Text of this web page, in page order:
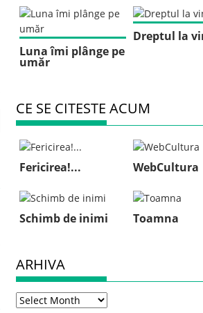
Luna îmi plânge pe
umăr
Dreptul la
CE SE CITESTE ACUM
Fericirea!... WebCultura
Schimb de inimi Toamna
ARHIVA
Arhiva